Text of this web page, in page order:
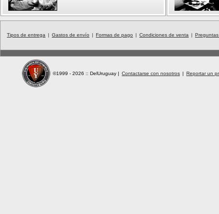
Tipos de entrega | Gastos de envío | Formas de pago | Condiciones de venta |
©1999 - 2026 :: DelUruguay | Contactarse con nosotros | Reportar un